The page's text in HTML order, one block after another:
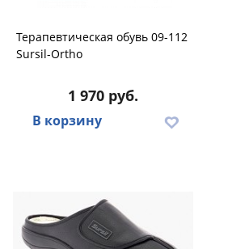
Терапевтическая обувь 09-112
Sursil-Ortho
1 970 руб.
В корзину